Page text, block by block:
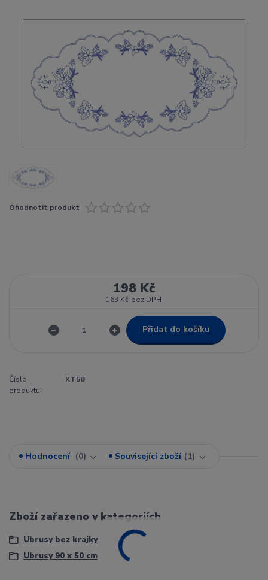
Ohodnotit produkt
198 Kč
163 Kč bez DPH
Přidat do košíku
Číslo
produktu:
KT58
Hodnocení 0 Související zboží 1
Zboží zařazeno v kategoriích
Ubrusy bez krajky
Ubrusy 90 x 50 cm